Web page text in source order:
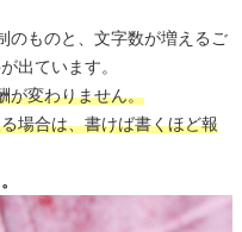
のものと、文字数が増えるご
出ています。
が変わりません。
場合は、書けば書くほど報